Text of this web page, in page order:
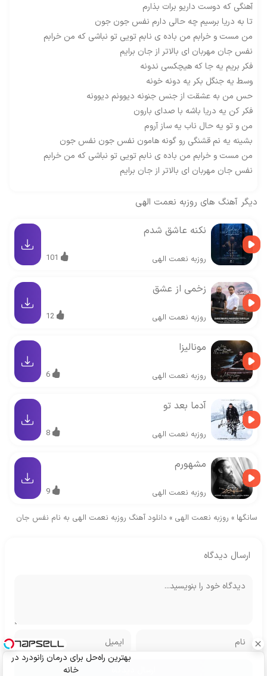
آهنگی که دوست داریو برات بذارم
تا به دریا برسیم چه حالی دارم نفس جون جون
من مست و خرابم من باده ی نابم تویی تو نباشی که من خرابم
نفس جان مهربان ای بالاتر از جان برایم
فکر بریم یه جا که هیچکسی ندونه
وسط یه جنگل بکر یه دونه خونه
حس من به عشقت از جنس جنونه دیوونم دیوونه
فکر کن یه دریا باشه با صدای بارون
من و تو یه حال ناب یه ساز آروم
بشینه یه نم قشنگی رو گونه هامون نفس جون نفس جون
من مست و خرابم من باده ی نابم تویی تو نباشی که من خرابم
نفس جان مهربان ای بالاتر از جان برایم
دیگر آهنگ های روزبه نعمت الهی
نکنه عاشق شدم
روزبه نعمت الهی 101
زخمی از عشق
روزبه نعمت الهی 12
مونالیزا
روزبه نعمت الهی 6
آدما بعد تو
روزبه نعمت الهی 8
مشهورم
روزبه نعمت الهی 9
سانگها » روزبه نعمت الهی » دانلود آهنگ روزبه نعمت الهی به نام نفس جان
ارسال دیدگاه
بهترین راه‌حل برای درمان زانودرد در
خانه